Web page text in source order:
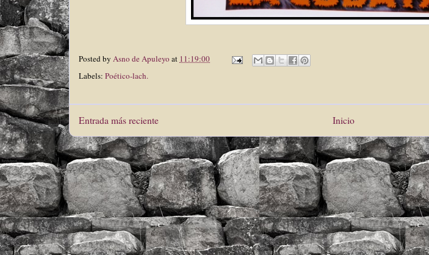
Posted by Asno de Apuleyo at 11:19:00
Labels: Poético-lach.
Entrada más reciente Inicio